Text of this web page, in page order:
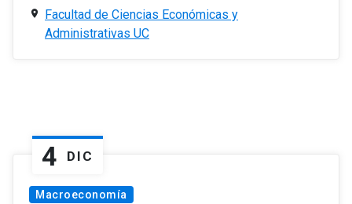
Facultad de Ciencias Económicas y
Administrativas UC
4 DIC
Macroeconomía